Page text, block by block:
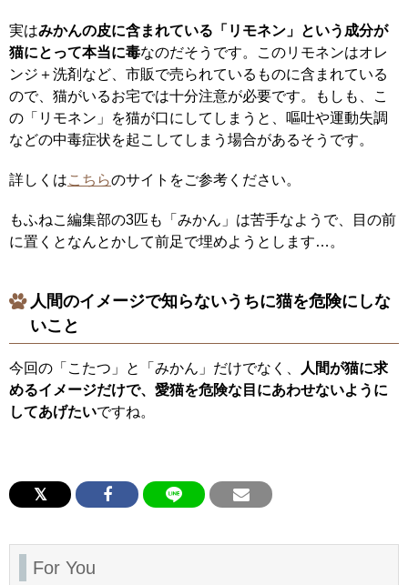
実はみかんの皮に含まれている「リモネン」という成分が
猫にとって本当に毒なのだそうです。このリモネンはオレ
ンジ＋洗剤など、市販で売られているものに含まれている
ので、猫がいるお宅では十分注意が必要です。もしも、こ
の「リモネン」を猫が口にしてしまうと、嘔吐や運動失調
などの中毒症状を起こしてしまう場合があるそうです。
詳しくはこちらのサイトをご参考ください。
もふねこ編集部の3匹も「みかん」は苦手なようで、目の前
に置くとなんとかして前足で埋めようとします…。
人間のイメージで知らないうちに猫を危険にしな
いこと
今回の「こたつ」と「みかん」だけでなく、
人間が猫に求
めるイメージだけで、愛猫を危険な目にあわせないように
してあげたいですね。
For You